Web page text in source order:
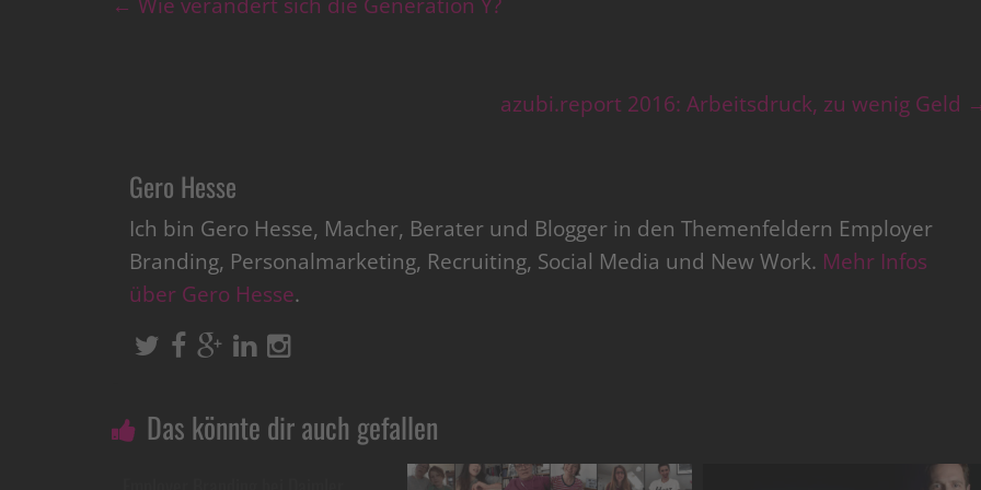
← Wie verändert sich die Generation Y?
azubi.report 2016: Arbeitsdruck, zu wenig Geld
Gero Hesse
Ich bin Gero Hesse, Macher, Berater und Blogger in den Themenfeldern Employer
Branding, Personalmarketing, Recruiting, Social Media und New Work. Mehr Infos
über Gero Hesse.
Das könnte dir auch gefallen